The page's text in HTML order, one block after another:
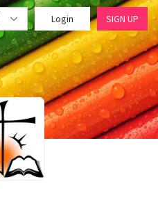
Login SIGN UP